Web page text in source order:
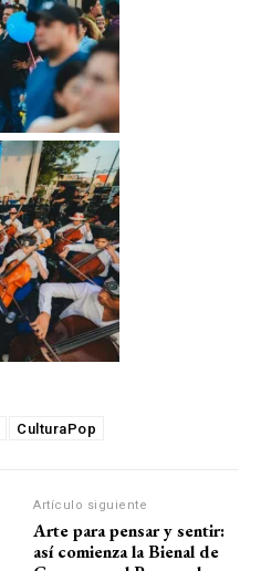
CulturaPop
Artículo siguiente
Arte para pensar y sentir:
así comienza la Bienal de